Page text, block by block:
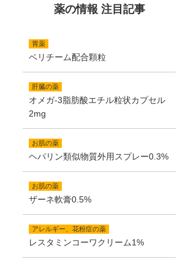
薬の情報 注目記事
胃薬
ベリチーム配合顆粒
肝臓の薬
オメガ-3脂肪酸エチル粒状カプセル
2mg
お肌の薬
ヘパリン類似物質外用スプレー0.3%
お肌の薬
ザーネ軟膏0.5%
アレルギー、花粉症の薬
レスタミンコーワクリーム1%